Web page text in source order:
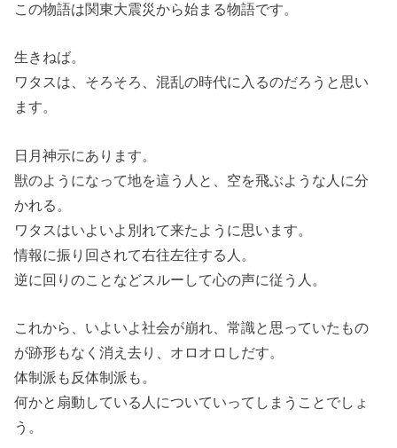
この物語は関東大震災から始まる物語です。
生きねば。
ワタスは、そろそろ、混乱の時代に入るのだろうと思い
ます。
日月神示にあります。
獣のようになって地を這う人と、空を飛ぶような人に分
かれる。
ワタスはいよいよ別れて来たように思います。
情報に振り回されて右往左往する人。
逆に回りのことなどスルーして心の声に従う人。
これから、いよいよ社会が崩れ、常識と思っていたもの
が跡形もなく消え去り、オロオロしだす。
体制派も反体制派も。
何かと扇動している人についていってしまうことでしょ
う。